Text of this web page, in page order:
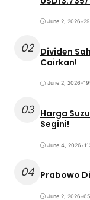
June 2, 2026•
02 Dividen
Cairkan!
June 2, 2026•
03 Harga
Segini!
June 4, 2026•
04 Prabowo
June 2, 2026•